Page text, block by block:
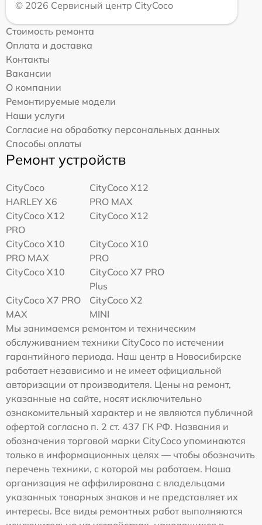
© 2026 Сервисный центр CityCoco
Стоимость ремонта
Оплата и доставка
Контакты
Вакансии
О компании
Ремонтируемые модели
Наши услуги
Согласие на обработку персональных данных
Способы оплаты
Ремонт устройств
CityCoco
HARLEY X6
CityCoco X12
PRO MAX
CityCoco X12
PRO
CityCoco X12
CityCoco X10
PRO MAX
CityCoco X10
PRO
CityCoco X10
CityCoco X7 PRO
Plus
CityCoco X7 PRO
MAX
CityCoco X2
MINI
Мы занимаемся ремонтом и техническим
обслуживанием техники CityCoco по истечении
гарантийного периода. Наш центр в Новосибирске
работает независимо и не имеет официальной
авторизации от производителя. Цены на ремонт,
указанные на сайте, носят исключительно
ознакомительный характер и не являются публичной
офертой согласно п. 2 ст. 437 ГК РФ. Названия и
обозначения торговой марки CityCoco упоминаются
только в информационных целях — чтобы обозначить
перечень техники, с которой мы работаем. Наша
организация не аффилирована с владельцами
указанных товарных знаков и не представляет их
интересы. Все виды ремонтных работ выполняются